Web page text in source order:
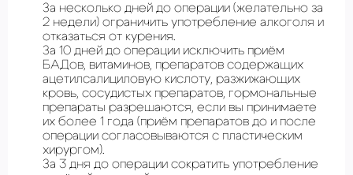
За несколько дней до операции (желательно за
2 недели) ограничить употребление алкоголя и
отказаться от курения.
За 10 дней до операции исключить приём
БАДов, витаминов, препаратов содержащих
ацетилсалициловую кислоту, разжижающих
кровь, сосудистых препаратов, гормональные
препараты разрешаются, если вы принимаете
их более 1 года (приём препаратов до и после
операции согласовываются с пластическим
хирургом).
За 3 дня до операции сократить употребление